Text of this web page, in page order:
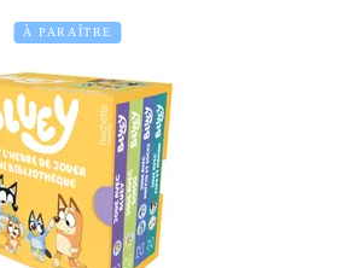
À PARAÎTRE